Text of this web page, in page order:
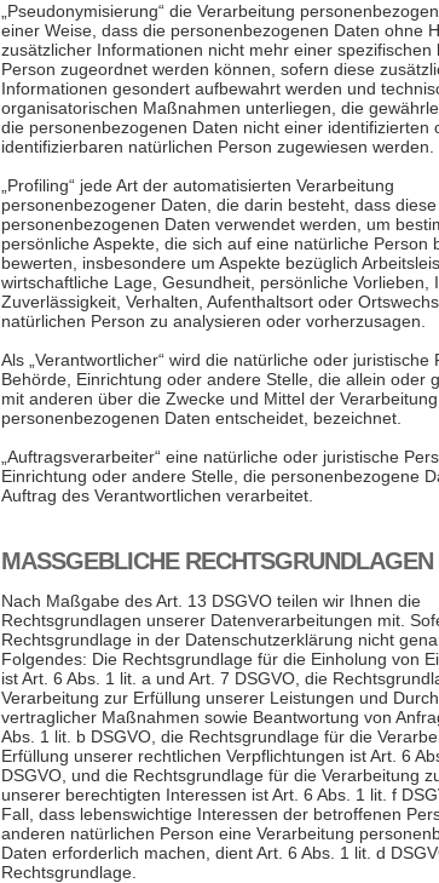
„Pseudonymisierung“ die Verarbeitung
einer Weise, dass die personenbezogenen Daten ohne
zusätzlicher Informationen nicht mehr einer spezifischen
Person zugeordnet werden können, sofern diese
Informationen gesondert aufbewahrt werden und
organisatorischen Maßnahmen unterliegen, die
die personenbezogenen Daten nicht einer identifizierten
identifizierbaren natürlichen Person zugewiesen werden.
„Profiling“ jede Art der automatisierten Verarbeitung
personenbezogener Daten, die darin besteht, dass diese
personenbezogenen Daten verwendet werden, um
persönliche Aspekte, die sich auf eine natürliche Person
bewerten, insbesondere um Aspekte bezüglich
wirtschaftliche Lage, Gesundheit, persönliche Vorlieben,
Zuverlässigkeit, Verhalten, Aufenthaltsort oder
natürlichen Person zu analysieren oder vorherzusagen.
Als „Verantwortlicher“ wird die natürliche oder juristische
Behörde, Einrichtung oder andere Stelle, die allein oder
mit anderen über die Zwecke und Mittel der
personenbezogenen Daten entscheidet, bezeichnet.
„Auftragsverarbeiter“ eine natürliche oder juristische
Einrichtung oder andere Stelle, die personenbezogene
Auftrag des Verantwortlichen verarbeitet.
MASSGEBLICHE RECHTSGRUNDLAGEN
Nach Maßgabe des Art. 13 DSGVO teilen wir Ihnen die
Rechtsgrundlagen unserer Datenverarbeitungen mit.
Rechtsgrundlage in der Datenschutzerklärung nicht
Folgendes: Die Rechtsgrundlage für die Einholung von
ist Art. 6 Abs. 1 lit. a und Art. 7 DSGVO, die
Verarbeitung zur Erfüllung unserer Leistungen und
vertraglicher Maßnahmen sowie Beantwortung von
Abs. 1 lit. b DSGVO, die Rechtsgrundlage für die
Erfüllung unserer rechtlichen Verpflichtungen ist Art. 6
DSGVO, und die Rechtsgrundlage für die Verarbeitung
unserer berechtigten Interessen ist Art. 6 Abs. 1 lit. f
Fall, dass lebenswichtige Interessen der betroffenen
anderen natürlichen Person eine Verarbeitung
Daten erforderlich machen, dient Art. 6 Abs. 1 lit. d
Rechtsgrundlage.